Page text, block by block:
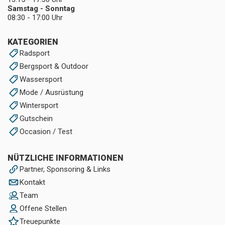
KATEGORIEN
Radsport
Bergsport & Outdoor
Wassersport
Mode / Ausrüstung
Wintersport
Gutschein
Occasion / Test
NÜTZLICHE INFORMATIONEN
Partner, Sponsoring & Links
Kontakt
Team
Offene Stellen
Treuepunkte
Samstag - Sonntag
08:30 - 17:00 Uhr